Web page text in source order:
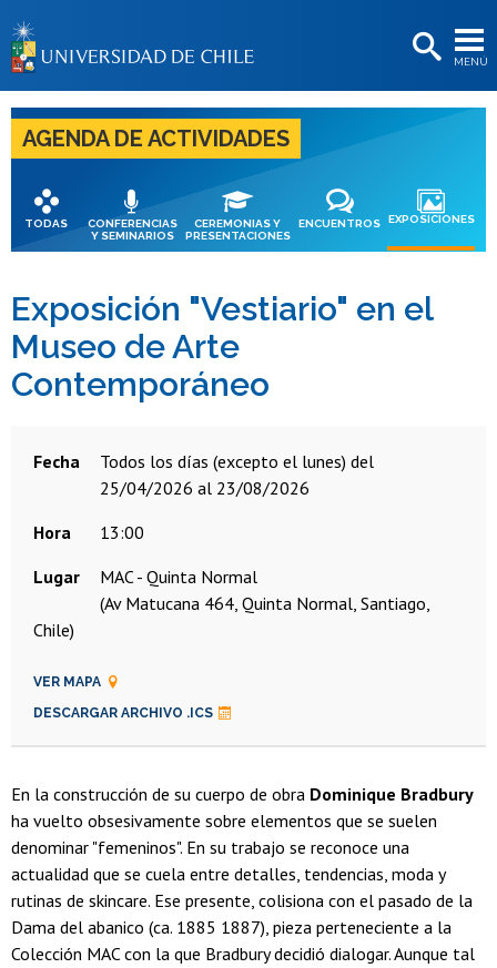
MENÚ
BIBLIOTECAS
LA UNIVERSIDAD
Postulantes
Estudiantes
Académicas/os
Funcionarias/os
Egresadas/os
AGENDA DE ACTIVIDADES
TODAS
CONFERENCIAS
Y SEMINARIOS
CEREMONIAS Y
PRESENTACIONES
ENCUENTROS EXPOSICIONES
Exposición "Vestiario" en el
Museo de Arte
Contemporáneo
Fecha
todos los días (excepto el lunes) del
25/04/2026 al 23/08/2026
Hora
13:00
Lugar
MAC - Quinta Normal
(Av Matucana 464, Quinta Normal, Santiago,
Chile)
VER MAPA
DESCARGAR ARCHIVO .ICS
En la construcción de su cuerpo de obra Dominique Bradbury
ha vuelto obsesivamente sobre elementos que se suelen
denominar "femeninos". En su trabajo se reconoce una
actualidad que se cuela entre detalles, tendencias, moda y
rutinas de skincare. Ese presente, colisiona con el pasado de la
Dama del abanico (ca. 1885 1887), pieza perteneciente a la
Colección MAC con la que Bradbury decidió dialogar. Aunque tal